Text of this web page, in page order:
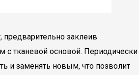
предварительно заклеив
с тканевой основой. Периодически
и заменять новым, что позволит